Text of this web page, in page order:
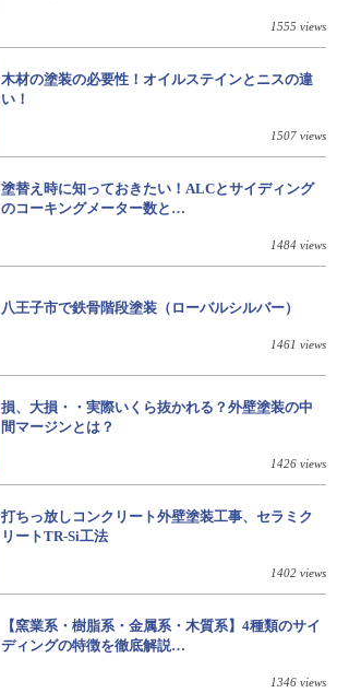
1555 views
木材の塗装の必要性！オイルステインとニスの違
い！
1507 views
塗替え時に知っておきたい！ALCとサイディング
のコーキングメーター数と…
1484 views
八王子市で鉄骨階段塗装（ローバルシルバー）
1461 views
損、大損・・実際いくら抜かれる？外壁塗装の中
間マージンとは？
1426 views
打ちっ放しコンクリート外壁塗装工事、セラミク
リートTR-Si工法
1402 views
【窯業系・樹脂系・金属系・木質系】4種類のサイ
ディングの特徴を徹底解説…
1346 views